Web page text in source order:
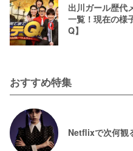
出川ガール歴代
一覧！現在の様
Q】
おすすめ特集
Netflixで次何観